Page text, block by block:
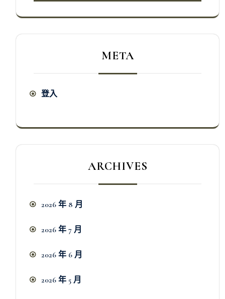
META
登入
ARCHIVES
2026 年 8 月
2026 年 7 月
2026 年 6 月
2026 年 5 月